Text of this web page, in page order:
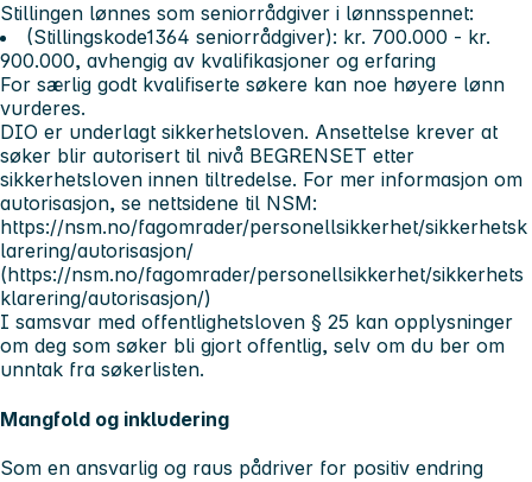
Stillingen lønnes som seniorrådgiver i lønnsspennet:
(Stillingskode1364 seniorrådgiver): kr. 700.000 - kr.
900.000, avhengig av kvalifikasjoner og erfaring
For særlig godt kvalifiserte søkere kan noe høyere lønn
vurderes.
DIO er underlagt sikkerhetsloven. Ansettelse krever at
søker blir autorisert til nivå BEGRENSET etter
sikkerhetsloven innen tiltredelse. For mer informasjon om
autorisasjon, se nettsidene til NSM:
https://nsm.no/fagomrader/personellsikkerhet/sikkerhetsk
larering/autorisasjon/
(https://nsm.no/fagomrader/personellsikkerhet/sikkerhets
klarering/autorisasjon/)
I samsvar med offentlighetsloven § 25 kan opplysninger
om deg som søker bli gjort offentlig, selv om du ber om
unntak fra søkerlisten.
Mangfold og inkludering
Som en ansvarlig og raus pådriver for positiv endring